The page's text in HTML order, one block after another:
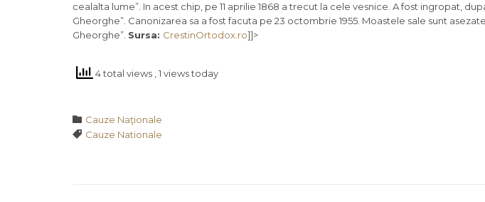
cealalta lume”. In acest chip, pe 11 aprilie 1868 a trecut la cele vesnice. A fost ingropat,
Gheorghe”. Canonizarea sa a fost facuta pe 23 octombrie 1955. Moastele sale sunt
Gheorghe”. Sursa: CrestinOrtodox.ro]]>
4 total views , 1 views today
 Category
Cauze Naţionale
 Tags
Cauze Nationale